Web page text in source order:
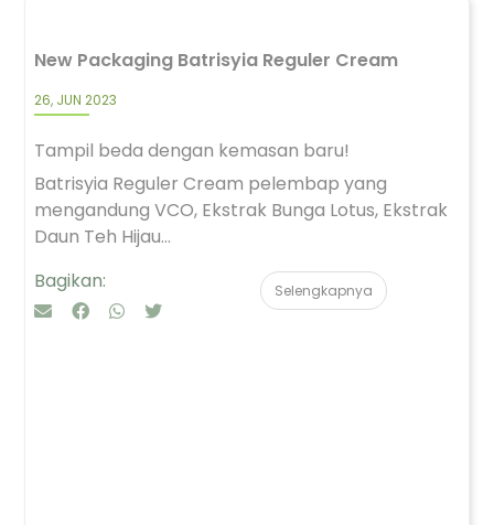
New Packaging Batrisyia Reguler Cream
26, JUN 2023
Tampil beda dengan kemasan baru!
Batrisyia Reguler Cream pelembap yang
mengandung VCO, Ekstrak Bunga Lotus, Ekstrak
Daun Teh Hijau...
Bagikan:
Selengkapnya